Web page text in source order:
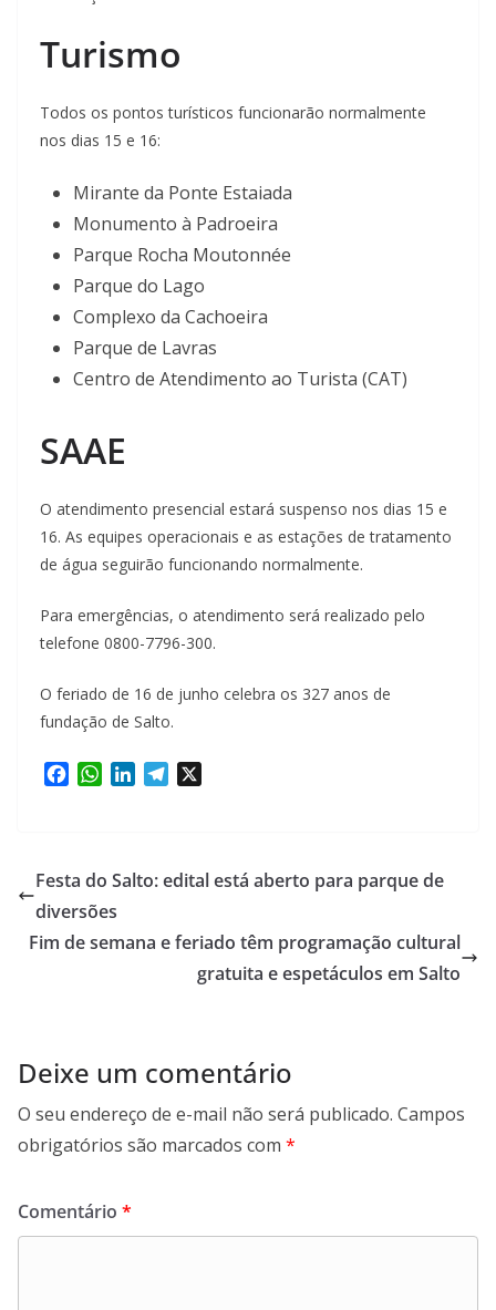
Turismo
Todos os pontos turísticos funcionarão normalmente
nos dias 15 e 16:
Mirante da Ponte Estaiada
Monumento à Padroeira
Parque Rocha Moutonnée
Parque do Lago
Complexo da Cachoeira
Parque de Lavras
Centro de Atendimento ao Turista (CAT)
SAAE
O atendimento presencial estará suspenso nos dias 15 e
16. As equipes operacionais e as estações de tratamento
de água seguirão funcionando normalmente.
Para emergências, o atendimento será realizado pelo
telefone 0800-7796-300.
O feriado de 16 de junho celebra os 327 anos de
fundação de Salto.
b
o
o
k
W
s
A
p
p
e
d
n
g
r
m
Festa do Salto: edital está aberto para parque de
diversões
Fim de semana e feriado têm programação cultural
gratuita e espetáculos em Salto
Deixe um comentário
O seu endereço de e-mail não será publicado. Campos
obrigatórios são marcados com *
Comentário *